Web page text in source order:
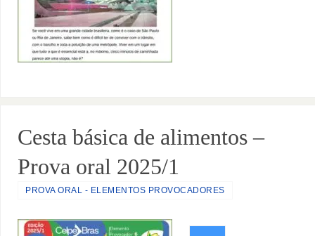
Cesta básica de alimentos –
Prova oral 2025/1
PROVA ORAL - ELEMENTOS PROVOCADORES